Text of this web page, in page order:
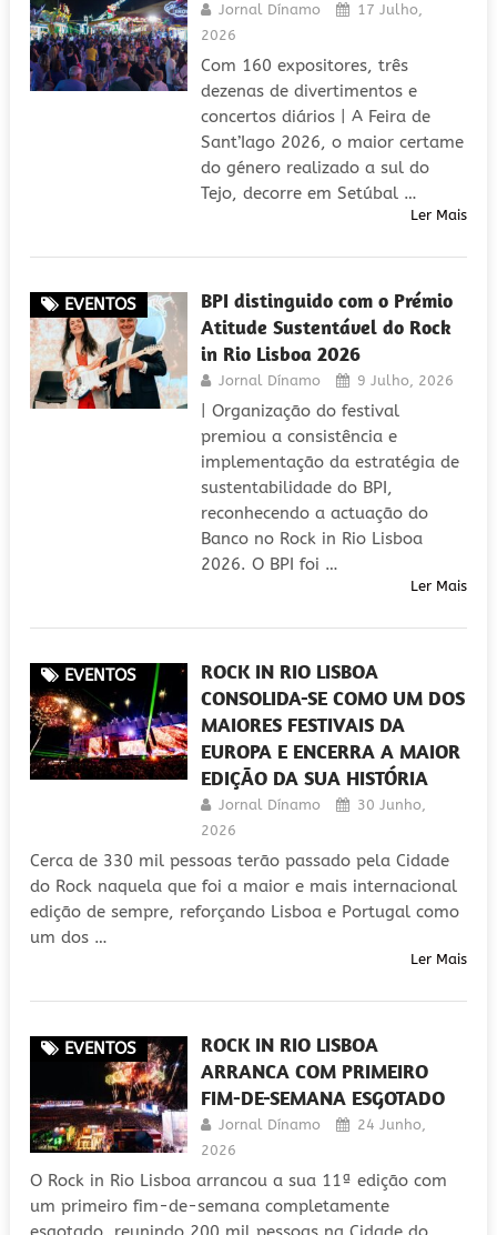
Jornal Dínamo
17 Julho,
2026
Com 160 expositores, três
dezenas de divertimentos e
concertos diários | A Feira de
Sant’Iago 2026, o maior certame
do género realizado a sul do
Tejo, decorre em Setúbal …
Ler Mais
EVENTOS
BPI distinguido com o Prémio
Atitude Sustentável do Rock
in Rio Lisboa 2026
Jornal Dínamo 9 Julho, 2026
| Organização do festival
premiou a consistência e
implementação da estratégia de
sustentabilidade do BPI,
reconhecendo a actuação do
Banco no Rock in Rio Lisboa
2026. O BPI foi …
Ler Mais
EVENTOS
ROCK IN RIO LISBOA
CONSOLIDA-SE COMO UM DOS
MAIORES FESTIVAIS DA
EUROPA E ENCERRA A MAIOR
EDIÇÃO DA SUA HISTÓRIA
Jornal Dínamo
30 Junho,
2026
Cerca de 330 mil pessoas terão passado pela Cidade
do Rock naquela que foi a maior e mais internacional
edição de sempre, reforçando Lisboa e Portugal como
um dos …
Ler Mais
EVENTOS
ROCK IN RIO LISBOA
ARRANCA COM PRIMEIRO
FIM-DE-SEMANA ESGOTADO
Jornal Dínamo
24 Junho,
2026
O Rock in Rio Lisboa arrancou a sua 11ª edição com
um primeiro fim-de-semana completamente